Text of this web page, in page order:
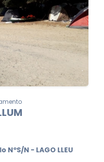
N - LAGO LLEU